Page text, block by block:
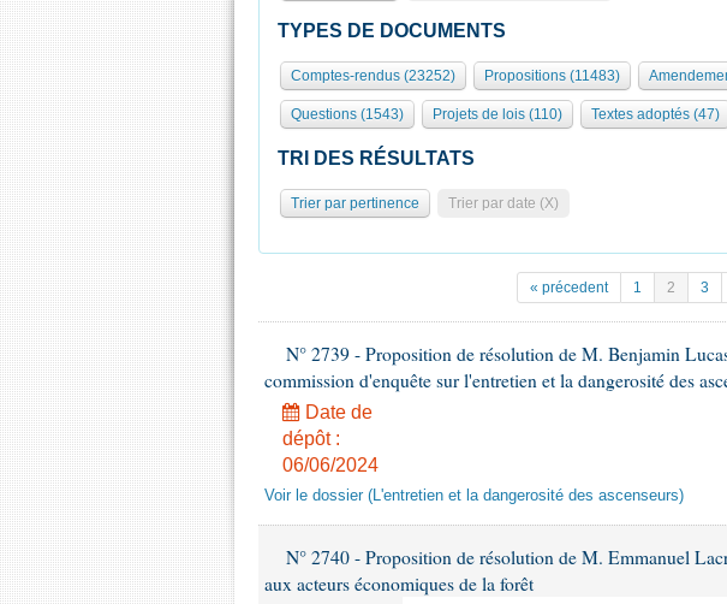
TYPES DE DOCUMENTS
Comptes-rendus (23252) Propositions (11483)
Questions (1543) Projets de lois (110) Textes adoptés (47)
TRI DES RÉSULTATS
Trier par pertinence Trier par date (X)
« précedent 1 2 3
N° 2739 - Proposition de résolution de M. Benjamin
commission d'enquête sur l'entretien et la dangerosité des
Date de
dépôt :
06/06/2024
Voir le dossier (L'entretien et la dangerosité des ascenseurs)
N° 2740 - Proposition de résolution de M. Emmanuel
aux acteurs économiques de la forêt